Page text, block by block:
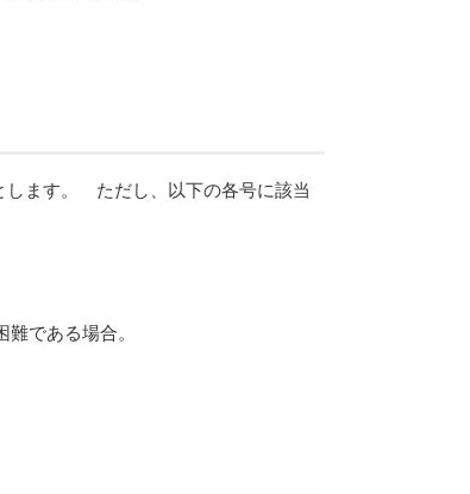
します。 ただし、以下の各号に該当
である場合。